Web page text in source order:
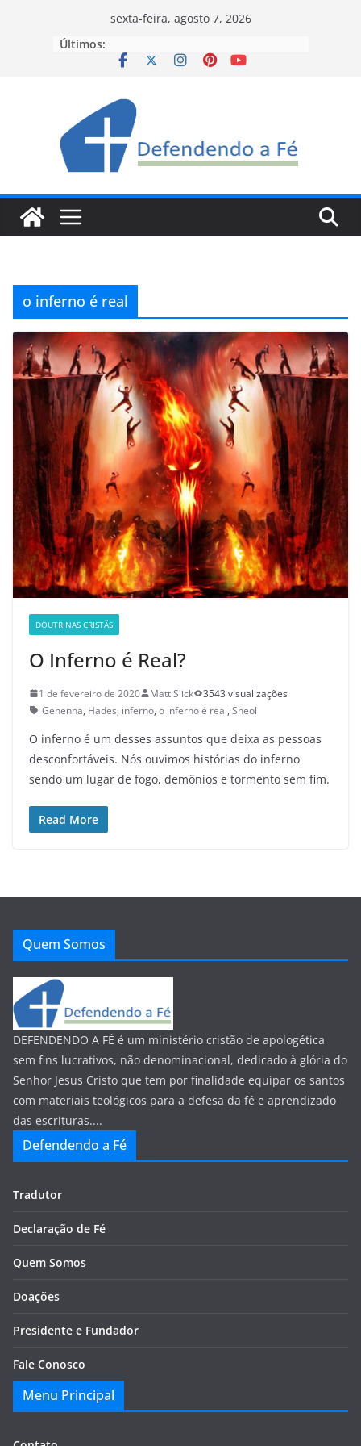
sexta-feira, agosto 7, 2026
Últimos:
o inferno é real
DOUTRINAS CRISTÃS
O Inferno é Real?
1 de fevereiro de 2020 Matt Slick
3543 visualizações
Gehenna, Hades, inferno, o inferno é real, Sheol
O inferno é um desses assuntos que deixa as pessoas
desconfortáveis. Nós ouvimos histórias do inferno
sendo um lugar de fogo, demônios e tormento sem fim.
Read More
Quem Somos
DEFENDENDO A FÉ é um ministério cristão de apologética
sem fins lucrativos, não denominacional, dedicado à glória do
Senhor Jesus Cristo que tem por finalidade equipar os santos
com materiais teológicos para a defesa da fé e aprendizado
das escrituras....
Defendendo a Fé
Tradutor
Declaração de Fé
Quem Somos
Doações
Presidente e Fundador
Fale Conosco
Menu Principal